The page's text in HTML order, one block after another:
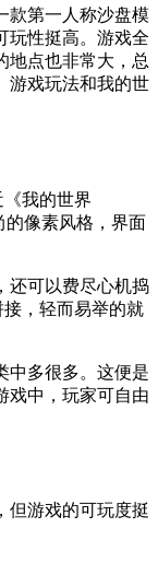
款第一人称沙盘模
玩性挺高。游戏全
地点也非常大，总
游戏玩法和我的世
《我的世界
的像素风格，界面
还可以费尽心机捣
，轻而易举的就
中多很多。这便是
戏中，玩家可自由
但游戏的可玩度挺